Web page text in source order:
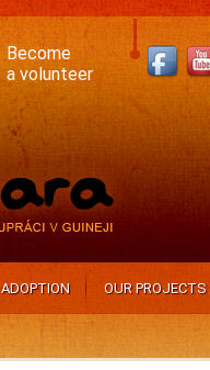
Become
a volunteer
ADOPTION OUR PROJECTS